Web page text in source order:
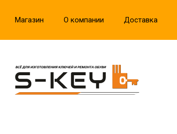
Магазин О компании Доставка